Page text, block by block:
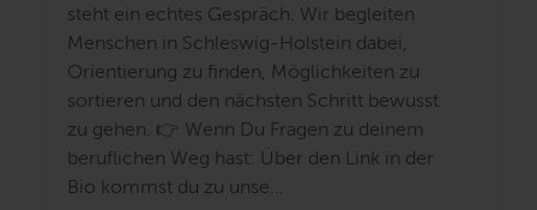
steht ein echtes Gespräch. Wir begleiten
Menschen in Schleswig-Holstein dabei,
Orientierung zu finden, Möglichkeiten zu
sortieren und den nächsten Schritt bewusst
zu gehen. 👉 Wenn Du Fragen zu deinem
beruflichen Weg hast: Über den Link in der
Bio kommst du zu unse